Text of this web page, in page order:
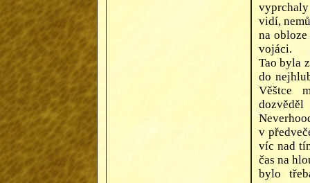
vidí,
na
vojáci.
Tao byla
do
Věštce
v
víc nad
čas na
bylo